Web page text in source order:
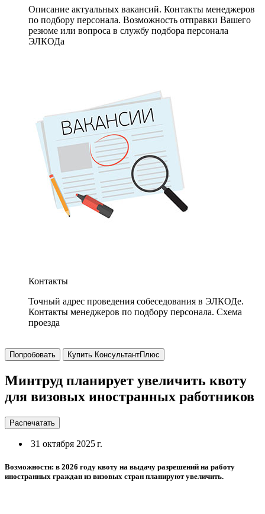
Описание актуальных вакансий. Контакты менеджеров
по подбору персонала. Возможность отправки Вашего
резюме или вопроса в службу подбора персонала
ЭЛКОДа
Контакты
Точный адрес проведения собеседования в ЭЛКОДе.
Контакты менеджеров по подбору персонала. Схема
проезда
Попробовать Купить КонсультантПлюс
Минтруд планирует увеличить квоту
для визовых иностранных работников
Распечатать
31 октября 2025 г.
Возможности: в 2026 году квоту на выдачу разрешений на работу
иностранных граждан из визовых стран планируют увеличить.